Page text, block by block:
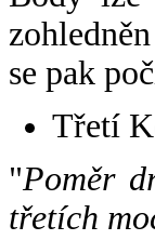
se pak
Třetí
"Poměr
třetích